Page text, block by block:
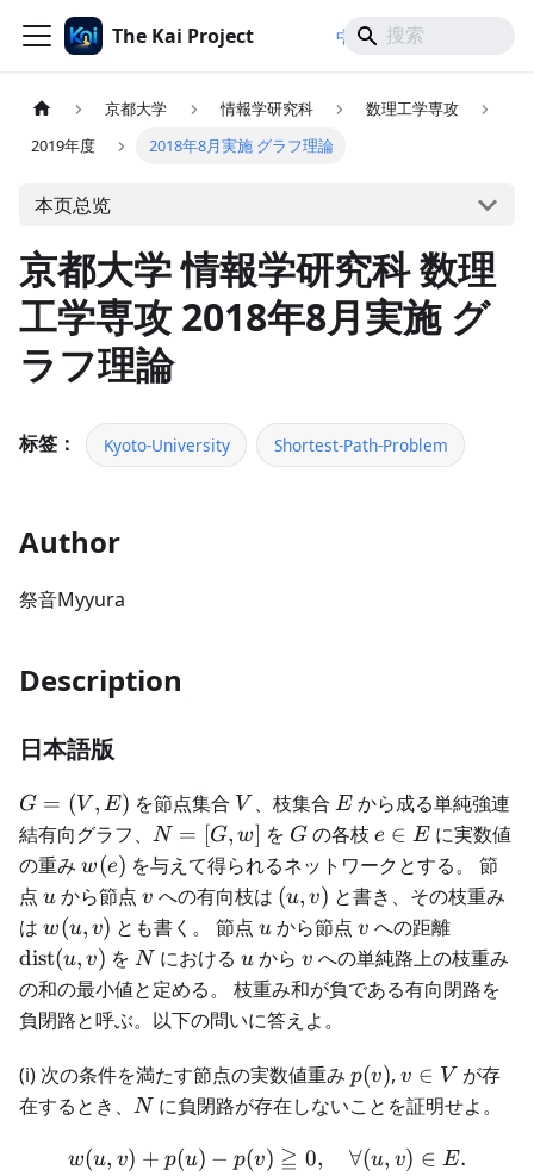
The Kai Project 中文/ 日本語
京都大学 情報学研究科
数理工学専攻
2019年度
2018年8月実施 グラフ理論
本页总览
京都大学 情報学研究科 数理
工学専攻 2018年8月実施 グ
ラフ理論
标签： Kyoto-University Shortest-Path-Problem
Author
祭音Myyura
Description
日本語版
G
=
(V,
E)
G = (V , E) を節点集合 V
V 、枝集合 E
Eから成る単純強連
結有向グラフ、
N
=
[G,
w]
N = [G, w] を G
Gの各枝 e
\in
E
e ∈ E に実数値
の重み w(e)
w(e) を与えて得られるネットワークとする。 節
点 u
u から節点 v
v への有向枝は (u,
v)
(u, v) と書き、その枝重み
は w(u,v)
w(u, v) とも書く。 節点u
u から節点v
v への距離
(u,v)
dist(u, v) を N
N におけるu
u からv
v への単純路上の枝重み
の和の最小値と定める。 枝重み和が負である有向閉路を
負閉路と呼ぶ。以下の問いに答えよ。
(i) 次の条件を満たす節点の実数値重み p(v)
p(v), v
\in
v ∈ V が存
在するとき、
N
N に負閉路が存在しないことを証明せよ。
w(u, v) + p(u) - p(v)
w(u, v) + p(u) − p(v) ≧ 0, ∀(u, v) ∈ E.